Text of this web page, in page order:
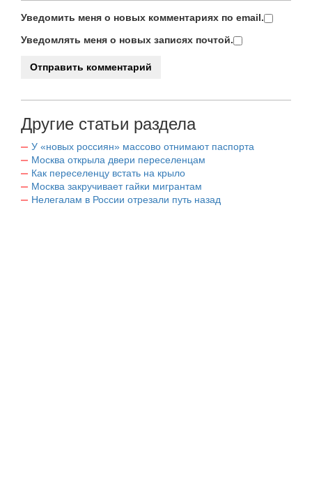
Уведомить меня о новых комментариях по email.
Уведомлять меня о новых записях почтой.
Другие статьи раздела
У «новых россиян» массово отнимают паспорта
Москва открыла двери переселенцам
Как переселенцу встать на крыло
Москва закручивает гайки мигрантам
Нелегалам в России отрезали путь назад